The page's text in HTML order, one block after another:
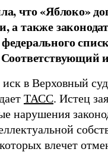
что «Яблоко»
а также
в Верховный
ТАСС. Истец
нарушения
влечет